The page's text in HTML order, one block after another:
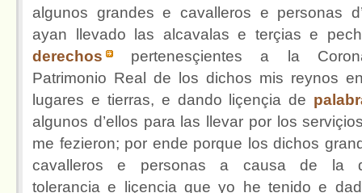
algunos grandes e cavalleros e personas
ayan llevado las alcavalas e terçias e
derechos
pertenesçientes a la
Patrimonio Real de los dichos mis reynos
lugares e tierras, e dando liçençia de
algunos d’ellos para las llevar por los
me fezieron; por ende porque los dichos
cavalleros e personas a causa de la
tolerancia e liçencia que yo he tenido e